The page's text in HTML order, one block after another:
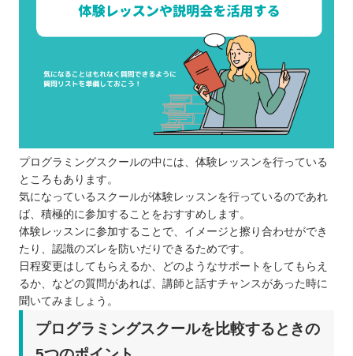
プログラミングスクールの中には、体験レッスンを行っている
ところもあります。
気になっているスクールが体験レッスンを行っているのであれ
ば、積極的に参加することをおすすめします。
体験レッスンに参加することで、イメージと擦り合わせができ
たり、認識のズレを防いだりできるためです。
日程変更はしてもらえるか、どのようなサポートをしてもらえ
るか、などの質問があれば、講師と話すチャンスがあった時に
聞いてみましょう。
プログラミングスクールを比較するときの